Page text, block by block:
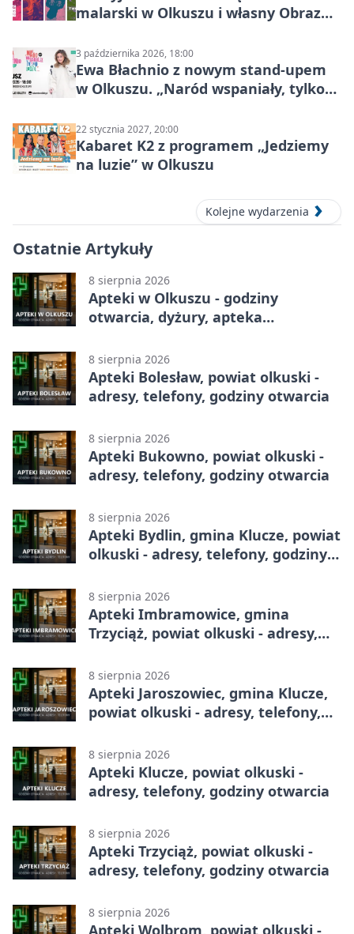
malarski w Olkuszu i własny Obraz
3 października 2026, 18:00
Ewa Błachnio z nowym stand-upem
w Olkuszu. „Naród wspaniały, tylko
22 stycznia 2027, 20:00
Kabaret K2 z programem „Jedziemy
na luzie” w Olkuszu
Kolejne wydarzenia
Ostatnie Artykuły
8 sierpnia 2026
Apteki w Olkuszu - godziny
otwarcia, dyżury, apteka
8 sierpnia 2026
Apteki Bolesław, powiat olkuski -
adresy, telefony, godziny otwarcia
8 sierpnia 2026
Apteki Bukowno, powiat olkuski -
adresy, telefony, godziny otwarcia
8 sierpnia 2026
Apteki Bydlin, gmina Klucze, powiat
olkuski - adresy, telefony, godziny
8 sierpnia 2026
Apteki Imbramowice, gmina
Trzyciąż, powiat olkuski - adresy,
8 sierpnia 2026
Apteki Jaroszowiec, gmina Klucze,
powiat olkuski - adresy, telefony,
8 sierpnia 2026
Apteki Klucze, powiat olkuski -
adresy, telefony, godziny otwarcia
8 sierpnia 2026
Apteki Trzyciąż, powiat olkuski -
adresy, telefony, godziny otwarcia
8 sierpnia 2026
Apteki Wolbrom, powiat olkuski -